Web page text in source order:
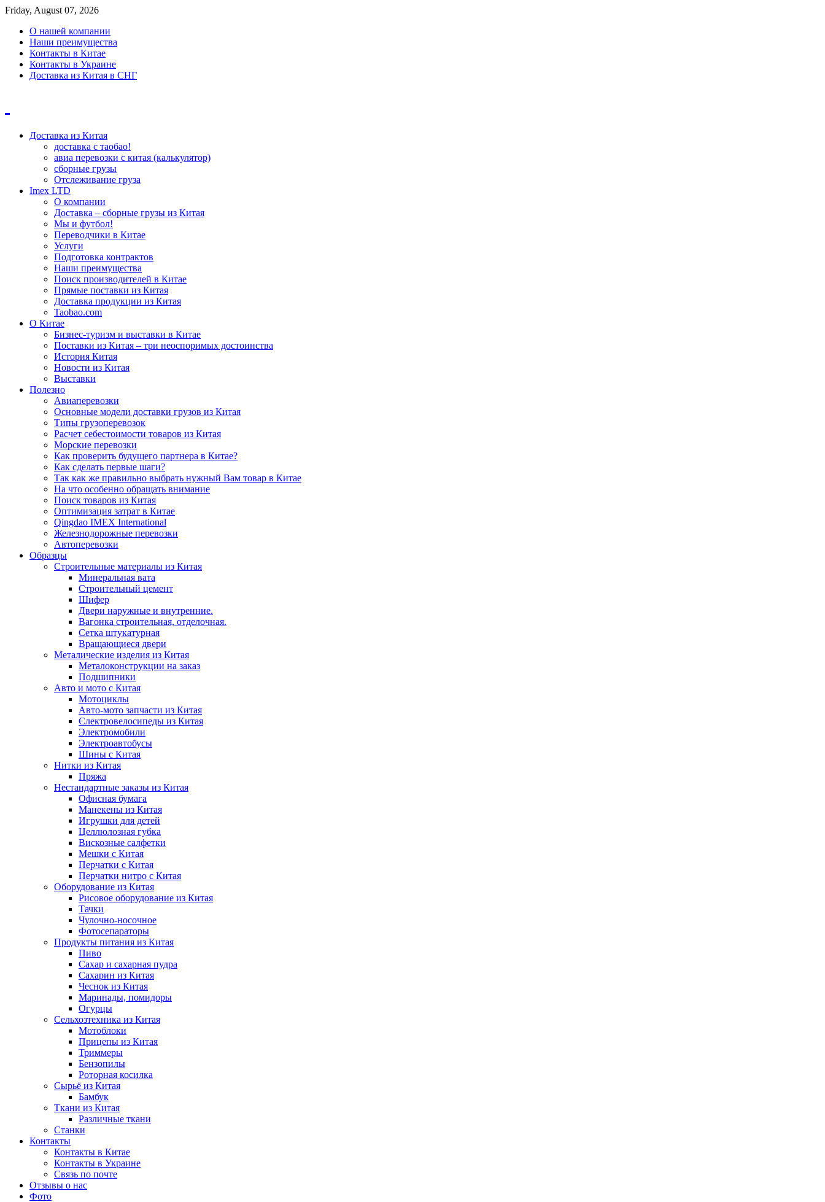
Friday, August 07, 2026
О нашей компании
Наши преимущества
Контакты в Китае
Контакты в Украине
Доставка из Китая в СНГ
Доставка из Китая
доставка с таобао!
авиа перевозки с китая (калькулятор)
сборные грузы
Отслеживание груза
Imex LTD
О компании
Доставка – сборные грузы из Китая
Мы и футбол!
Переводчики в Китае
Услуги
Подготовка контрактов
Наши преимущества
Поиск производителей в Китае
Прямые поставки из Китая
Доставка продукции из Китая
Taobao.com
О Китае
Бизнес-туризм и выставки в Китае
Поставки из Китая – три неоспоримых достоинства
История Китая
Новости из Китая
Выставки
Полезно
Авиаперевозки
Основные модели доставки грузов из Китая
Типы грузоперевозок
Расчет себестоимости товаров из Китая
Морские перевозки
Как проверить будущего партнера в Китае?
Как сделать первые шаги?
Так как же правильно выбрать нужный Вам товар в Китае
На что особенно обращать внимание
Поиск товаров из Китая
Оптимизация затрат в Китае
Qingdao IMEX International
Железнодорожные перевозки
Автоперевозки
Образцы
Строительные материалы из Китая
Минеральная вата
Строительный цемент
Шифер
Двери наружные и внутренние.
Вагонка строительная, отделочная.
Сетка штукатурная
Вращающиеся двери
Металические изделия из Китая
Металоконструкции на заказ
Подшипники
Авто и мото с Китая
Мотоциклы
Авто-мото запчасти из Китая
Єлектровелосипеды из Китая
Электромобили
Электроавтобусы
Шины с Китая
Нитки из Китая
Пряжа
Нестандартные заказы из Китая
Офисная бумага
Манекены из Китая
Игрушки для детей
Целлюлозная губка
Вискозные салфетки
Мешки с Китая
Перчатки с Китая
Перчатки нитро с Китая
Оборудование из Китая
Рисовое оборудование из Китая
Тачки
Чулочно-носочное
Фотосепараторы
Продукты питания из Китая
Пиво
Сахар и сахарная пудра
Сахарин из Китая
Чеснок из Китая
Маринады, помидоры
Огурцы
Сельхозтехника из Китая
Мотоблоки
Прицепы из Китая
Триммеры
Бензопилы
Роторная косилка
Сырьё из Китая
Бамбук
Ткани из Китая
Различные ткани
Станки
Контакты
Контакты в Китае
Контакты в Украине
Связь по почте
Отзывы о нас
Фото